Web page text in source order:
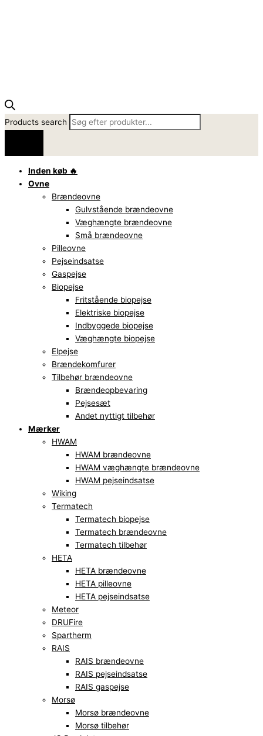
Products search
Inden køb 🔥
Ovne
Brændeovne
Gulvstående brændeovne
Væghængte brændeovne
Små brændeovne
Pilleovne
Pejseindsatse
Gaspejse
Biopejse
Fritstående biopejse
Elektriske biopejse
Indbyggede biopejse
Væghængte biopejse
Elpejse
Brændekomfurer
Tilbehør brændeovne
Brændeopbevaring
Pejsesæt
Andet nyttigt tilbehør
Mærker
HWAM
HWAM brændeovne
HWAM væghængte brændeovne
HWAM pejseindsatse
Wiking
Termatech
Termatech biopejse
Termatech brændeovne
Termatech tilbehør
HETA
HETA brændeovne
HETA pilleovne
HETA pejseindsatse
Meteor
DRUFire
Spartherm
RAIS
RAIS brændeovne
RAIS pejseindsatse
RAIS gaspejse
Morsø
Morsø brændeovne
Morsø tilbehør